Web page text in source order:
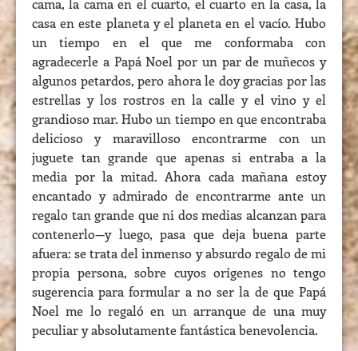
cama, la cama en el cuarto, el cuarto en la casa, la
casa en este planeta y el planeta en el vacío. Hubo
un tiempo en el que me conformaba con
agradecerle a Papá Noel por un par de muñecos y
algunos petardos, pero ahora le doy gracias por las
estrellas y los rostros en la calle y el vino y el
grandioso mar. Hubo un tiempo en que encontraba
delicioso y maravilloso encontrarme con un
juguete tan grande que apenas si entraba a la
media por la mitad. Ahora cada mañana estoy
encantado y admirado de encontrarme ante un
regalo tan grande que ni dos medias alcanzan para
contenerlo—y luego, pasa que deja buena parte
afuera: se trata del inmenso y absurdo regalo de mi
propia persona, sobre cuyos orígenes no tengo
sugerencia para formular a no ser la de que Papá
Noel me lo regaló en un arranque de una muy
peculiar y absolutamente fantástica benevolencia.